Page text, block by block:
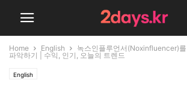
Home English
녹스인플루언서(Noxinfluencer)
파악하기 | 수익, 인기, 오늘의 트렌드
English